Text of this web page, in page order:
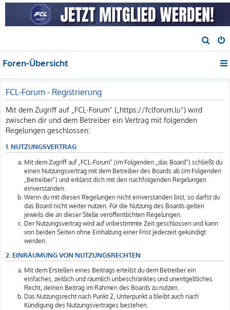
u
h
Foren-Übersicht
FCL-Forum - Registrierung
Mit dem Zugriff auf „FCL-Forum“ („https://fclforum.lu“) wird
zwischen dir und dem Betreiber ein Vertrag mit folgenden
Regelungen geschlossen:
1. NUTZUNGSVERTRAG
Mit dem Zugriff auf „FCL-Forum“ (im Folgenden „das Board“) schließt du
einen Nutzungsvertrag mit dem Betreiber des Boards ab (im Folgenden
„Betreiber“) und erklärst dich mit den nachfolgenden Regelungen
einverstanden.
Wenn du mit diesen Regelungen nicht einverstanden bist, so darfst du
das Board nicht weiter nutzen. Für die Nutzung des Boards gelten
jeweils die an dieser Stelle veröffentlichten Regelungen.
Der Nutzungsvertrag wird auf unbestimmte Zeit geschlossen und kann
von beiden Seiten ohne Einhaltung einer Frist jederzeit gekündigt
werden.
2. EINRÄUMUNG VON NUTZUNGSRECHTEN
Mit dem Erstellen eines Beitrags erteilst du dem Betreiber ein
einfaches, zeitlich und räumlich unbeschränktes und unentgeltliches
Recht, deinen Beitrag im Rahmen des Boards zu nutzen.
Das Nutzungsrecht nach Punkt 2, Unterpunkt a bleibt auch nach
Kündigung des Nutzungsvertrages bestehen.